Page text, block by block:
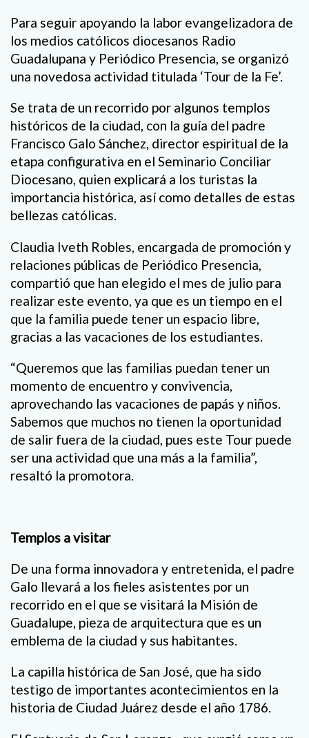
Para seguir apoyando la labor evangelizadora de
los medios católicos diocesanos Radio
Guadalupana y Periódico Presencia, se organizó
una novedosa actividad titulada ‘Tour de la Fe’.
Se trata de un recorrido por algunos templos
históricos de la ciudad, con la guía del padre
Francisco Galo Sánchez, director espiritual de la
etapa configurativa en el Seminario Conciliar
Diocesano, quien explicará a los turistas la
importancia histórica, así como detalles de estas
bellezas católicas.
Claudia Iveth Robles, encargada de promoción y
relaciones públicas de Periódico Presencia,
compartió que han elegido el mes de julio para
realizar este evento, ya que es un tiempo en el
que la familia puede tener un espacio libre,
gracias a las vacaciones de los estudiantes.
“Queremos que las familias puedan tener un
momento de encuentro y convivencia,
aprovechando las vacaciones de papás y niños.
Sabemos que muchos no tienen la oportunidad
de salir fuera de la ciudad, pues este Tour puede
ser una actividad que una más a la familia”,
resaltó la promotora.
Templos a visitar
De una forma innovadora y entretenida, el padre
Galo llevará a los fieles asistentes por un
recorrido en el que se visitará la Misión de
Guadalupe, pieza de arquitectura que es un
emblema de la ciudad y sus habitantes.
La capilla histórica de San José, que ha sido
testigo de importantes acontecimientos en la
historia de Ciudad Juárez desde el año 1786.